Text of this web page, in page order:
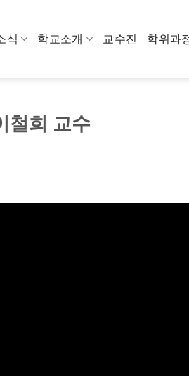
식 학교소개 교수진 학위과
철희 교수